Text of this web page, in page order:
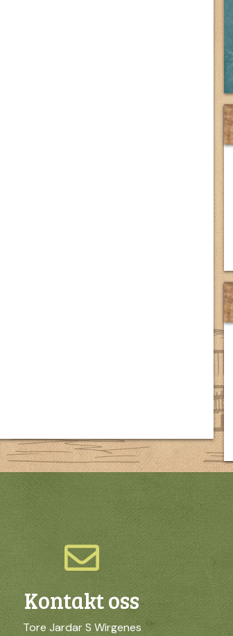
Kontakt oss
Tore Jardar S Wirgenes